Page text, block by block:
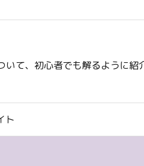
て、初心者でも解るように
ト